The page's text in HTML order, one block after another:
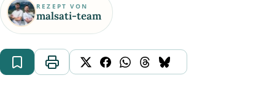
REZEPT VON
malsati-team